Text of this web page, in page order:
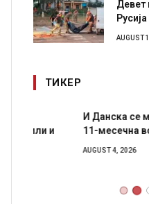
AUGUST
ТИКЕР
И Данска се
11-месечна воена
AUGUST 4, 2026